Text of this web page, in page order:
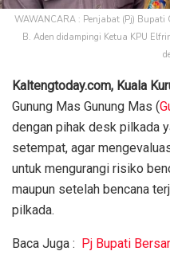
WAWANCARA : Penjabat (Pj)
B. Aden didampingi Ketua KPU
Kaltengtoday.com, Kuala
Gunung Mas Gunung Mas (
dengan pihak desk pilkada
setempat, agar
untuk mengurangi risiko
maupun setelah bencana
pilkada.
Baca Juga : Pj Bupati